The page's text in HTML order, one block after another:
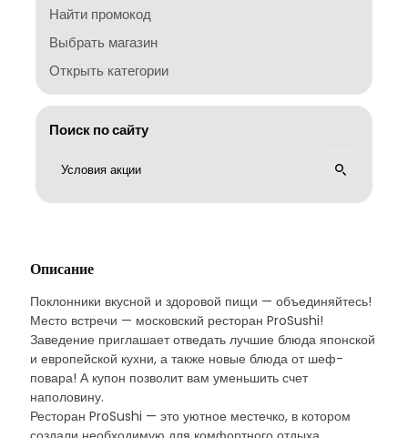
Найти промокод
Выбрать магазин
Открыть категории
Поиск по сайту
Описание
Поклонники вкусной и здоровой пищи — объединяйтесь!
Место встречи — московский ресторан ProSushi!
Заведение приглашает отведать лучшие блюда японской
и европейской кухни, а также новые блюда от шеф-
повара! А купон позволит вам уменьшить счет
наполовину.
Ресторан ProSushi — это уютное местечко, в котором